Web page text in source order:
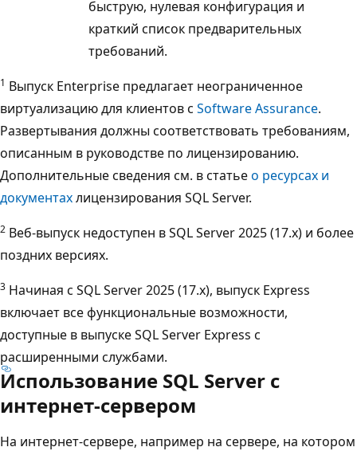
быструю, нулевая конфигурация и
краткий список предварительных
требований.
1 Выпуск Enterprise предлагает неограниченное
виртуализацию для клиентов с Software Assurance.
Развертывания должны соответствовать требованиям,
описанным в руководстве по лицензированию.
Дополнительные сведения см. в статьео ресурсах и
документахлицензирования SQL Server.
2 Веб-выпуск недоступен в SQL Server 2025 (17.x) и более
поздних версиях.
3 Начиная с SQL Server 2025 (17.x), выпуск Express
включает все функциональные возможности,
доступные в выпуске SQL Server Express с
расширенными службами.
Использование SQL Server с
интернет-сервером
На интернет-сервере, например на сервере, на котором